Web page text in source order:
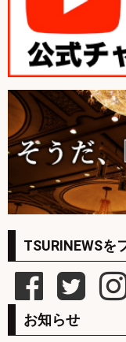
TSURINEWSを
お知らせ